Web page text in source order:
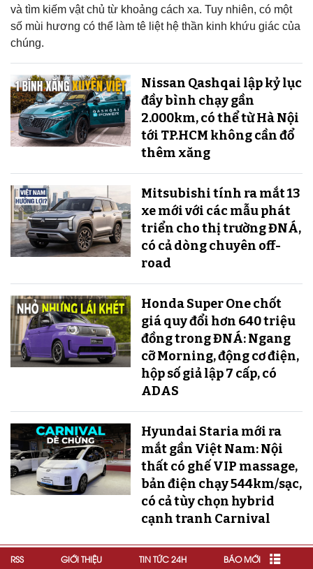
và tìm kiếm vật chủ từ khoảng cách xa. Tuy nhiên, có một
số mùi hương có thể làm tê liệt hệ thần kinh khứu giác của
chúng.
Nissan Qashqai lập kỷ lục
đầy bình chạy gần
2.000km, có thể từ Hà Nội
tới TP.HCM không cần đổ
thêm xăng
Mitsubishi tính ra mắt 13
xe mới với các mẫu phát
triển cho thị trường ĐNÁ,
có cả dòng chuyên off-
road
Honda Super One chốt
giá quy đổi hơn 640 triệu
đồng trong ĐNÁ: Ngang
cỡ Morning, động cơ điện,
hộp số giả lập 7 cấp, có
ADAS
Hyundai Staria mới ra
mắt gần Việt Nam: Nội
thất có ghế VIP massage,
bản điện chạy 544km/sạc,
có cả tùy chọn hybrid
cạnh tranh Carnival
RSS GIỚI THIỆU TIN TỨC 24H BÁO MỚI